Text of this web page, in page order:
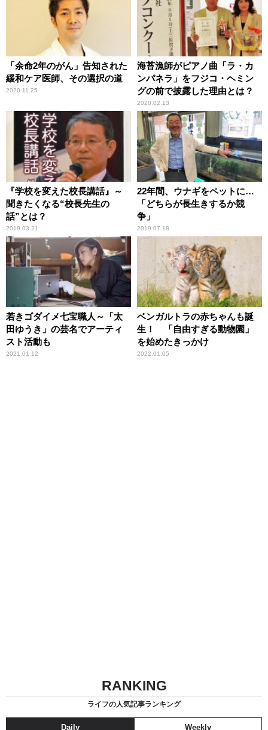
「余命2年のがん」告知された
緩和ケア医師、その選択の道
2020.11.25
海苔漁師がピアノ曲「ラ・カ
ンパネラ」をフジコ・ヘミン
グの前で披露した理由とは？
2020.02.13
『学校を変えた校長講話』～
聞きたくなる“校長先生の
話”とは？
2019.03.21
22年間、ウナギをペットに…
「どちらが長生きするか競
争」
2019.07.18
若きゴダイメ七宝職人～「太
田ゆうき」の芸名でアーティ
スト活動も
2021.01.12
ベンガルトラの赤ちゃんも誕
生！ 「自由すぎる動物園」
を始めたきっかけ
2022.01.05
RANKING
ライフの人気記事ランキング
Daily Weekly